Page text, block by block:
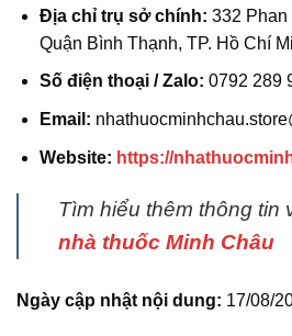
Địa chỉ trụ sở chính: 332 Phan
Quận Bình Thạnh, TP. Hồ Chí
Số điện thoại / Zalo: 0792 289
Email:
Website: https://
Tìm hiểu thêm thông tin
nhà thuốc Minh Châu
Ngày cập nhật nội dung: 17/08/